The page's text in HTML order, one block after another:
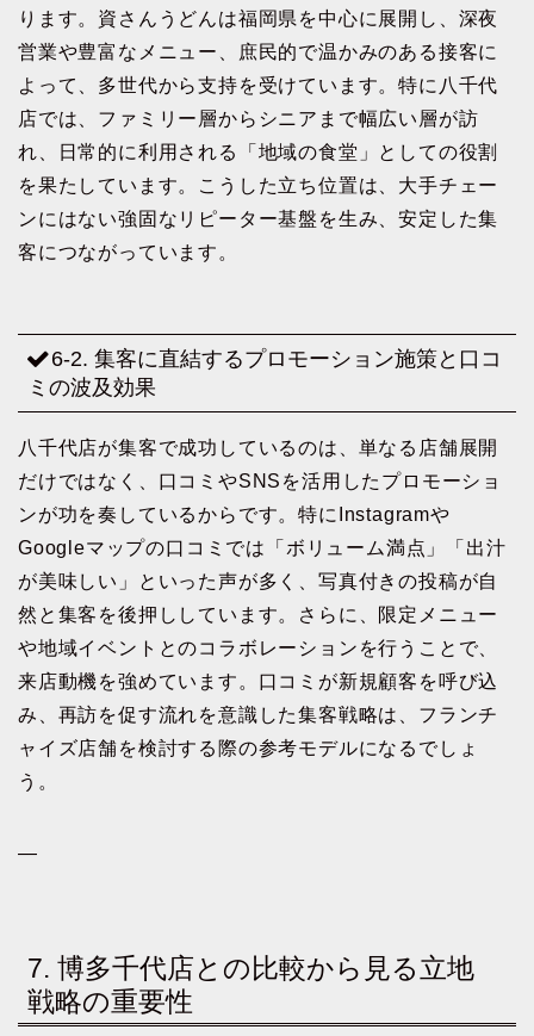
ります。資さんうどんは福岡県を中心に展開し、深夜
営業や豊富なメニュー、庶民的で温かみのある接客に
よって、多世代から支持を受けています。特に八千代
店では、ファミリー層からシニアまで幅広い層が訪
れ、日常的に利用される「地域の食堂」としての役割
を果たしています。こうした立ち位置は、大手チェー
ンにはない強固なリピーター基盤を生み、安定した集
客につながっています。
6-2. 集客に直結するプロモーション施策と口コ
ミの波及効果
八千代店が集客で成功しているのは、単なる店舗展開
だけではなく、口コミやSNSを活用したプロモーショ
ンが功を奏しているからです。特にInstagramや
Googleマップの口コミでは「ボリューム満点」「出汁
が美味しい」といった声が多く、写真付きの投稿が自
然と集客を後押ししています。さらに、限定メニュー
や地域イベントとのコラボレーションを行うことで、
来店動機を強めています。口コミが新規顧客を呼び込
み、再訪を促す流れを意識した集客戦略は、フランチ
ャイズ店舗を検討する際の参考モデルになるでしょ
う。
—
7. 博多千代店との比較から見る立地
戦略の重要性